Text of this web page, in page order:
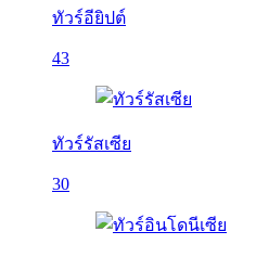
ทัวร์อียิปต์
43
ทัวร์รัสเซีย
30